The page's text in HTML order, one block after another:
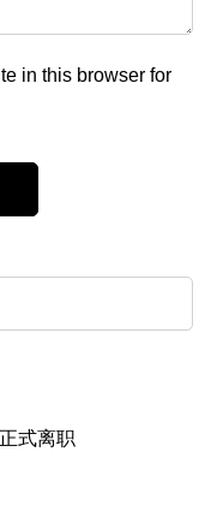
in this browser for
式离职